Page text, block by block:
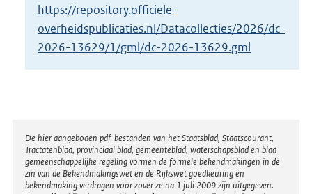
https://repository.officiele-
overheidspublicaties.nl/Datacollecties/2026/dc-
2026-13629/1/gml/dc-2026-13629.gml
Disclaimer
De hier aangeboden pdf-bestanden van het Staatsblad, Staatscourant,
Tractatenblad, provinciaal blad, gemeenteblad, waterschapsblad en blad
gemeenschappelijke regeling vormen de formele bekendmakingen in de
zin van de Bekendmakingswet en de Rijkswet goedkeuring en
bekendmaking verdragen voor zover ze na 1 juli 2009 zijn uitgegeven.